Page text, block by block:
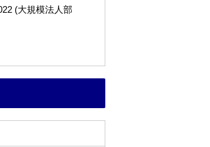
(大規模法人部